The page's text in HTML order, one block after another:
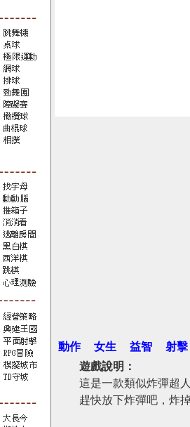
動作 女生 益智
射擊
遊戲說明：
這是一款類似炸彈超
趕快放下炸彈吧，炸